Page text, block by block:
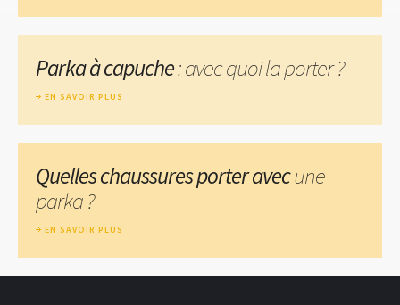
Parka à capuche: avec quoi la porter ?
EN SAVOIR PLUS
Quelles chaussures porter avecune
parka ?
EN SAVOIR PLUS